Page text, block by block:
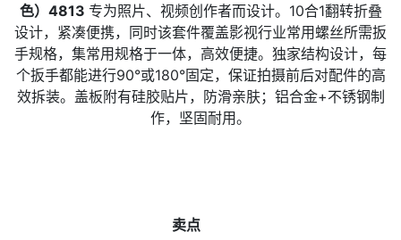
色）4813 专为照片、视频创作者而设计。10合1翻转折叠
设计，紧凑便携，同时该套件覆盖影视行业常用螺丝所需扳
手规格，集常用规格于一体，高效便捷。独家结构设计，每
个扳手都能进行90°或180°固定，保证拍摄前后对配件的高
效拆装。盖板附有硅胶贴片，防滑亲肤；铝合金+不锈钢制
作，坚固耐用。
卖点